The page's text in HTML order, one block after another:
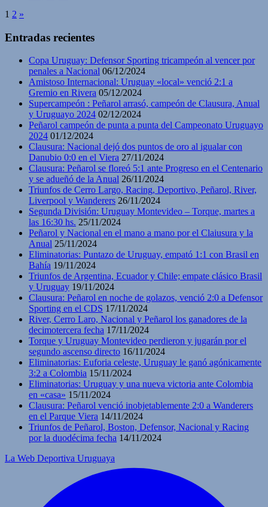
1 2 »
Entradas recientes
Copa Uruguay: Defensor Sporting tricampeón al vencer por
penales a Nacional 06/12/2024
Amistoso Internacional: Uruguay «local» venció 2:1 a
Gremio en Rivera 05/12/2024
Supercampeón : Peñarol arrasó, campeón de Clausura, Anual
y Uruguayo 2024 02/12/2024
Peñarol campeón de punta a punta del Campeonato Uruguayo
2024 01/12/2024
Clausura: Nacional dejó dos puntos de oro al igualar con
Danubio 0:0 en el Viera 27/11/2024
Clausura: Peñarol se floreó 5:1 ante Progreso en el Centenario
y se adueñó de la Anual 26/11/2024
Triunfos de Cerro Largo, Racing, Deportivo, Peñarol, River,
Liverpool y Wanderers 26/11/2024
Segunda División: Uruguay Montevideo – Torque, martes a
las 16:30 hs. 25/11/2024
Peñarol y Nacional en el mano a mano por el Claiusura y la
Anual 25/11/2024
Eliminatorias: Puntazo de Uruguay, empató 1:1 con Brasil en
Bahía 19/11/2024
Triunfos de Argentina, Ecuador y Chile; empate clásico Brasil
y Uruguay 19/11/2024
Clausura: Peñarol en noche de golazos, venció 2:0 a Defensor
Sporting en el CDS 17/11/2024
River, Cerro Laro, Nacional y Peñarol los ganadores de la
decimotercera fecha 17/11/2024
Torque y Uruguay Montevideo perdieron y jugarán por el
segundo ascenso directo 16/11/2024
Eliminatorias: Euforia celeste, Uruguay le ganó agónicamente
3:2 a Colombia 15/11/2024
Eliminatorias: Uruguay y una nueva victoria ante Colombia
en «casa» 15/11/2024
Clausura: Peñarol venció inobjetablemente 2:0 a Wanderers
en el Parque Viera 14/11/2024
Triunfos de Peñarol, Boston, Defensor, Nacional y Racing
por la duodécima fecha 14/11/2024
La Web Deportiva Uruguaya